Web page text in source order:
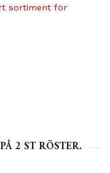
sortiment för
2 ST RÖSTER.